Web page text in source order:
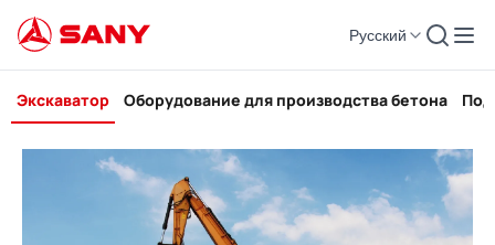
Русский
Экскаватор Список строительных дел
Экскаватор Оборудование для производства бетона